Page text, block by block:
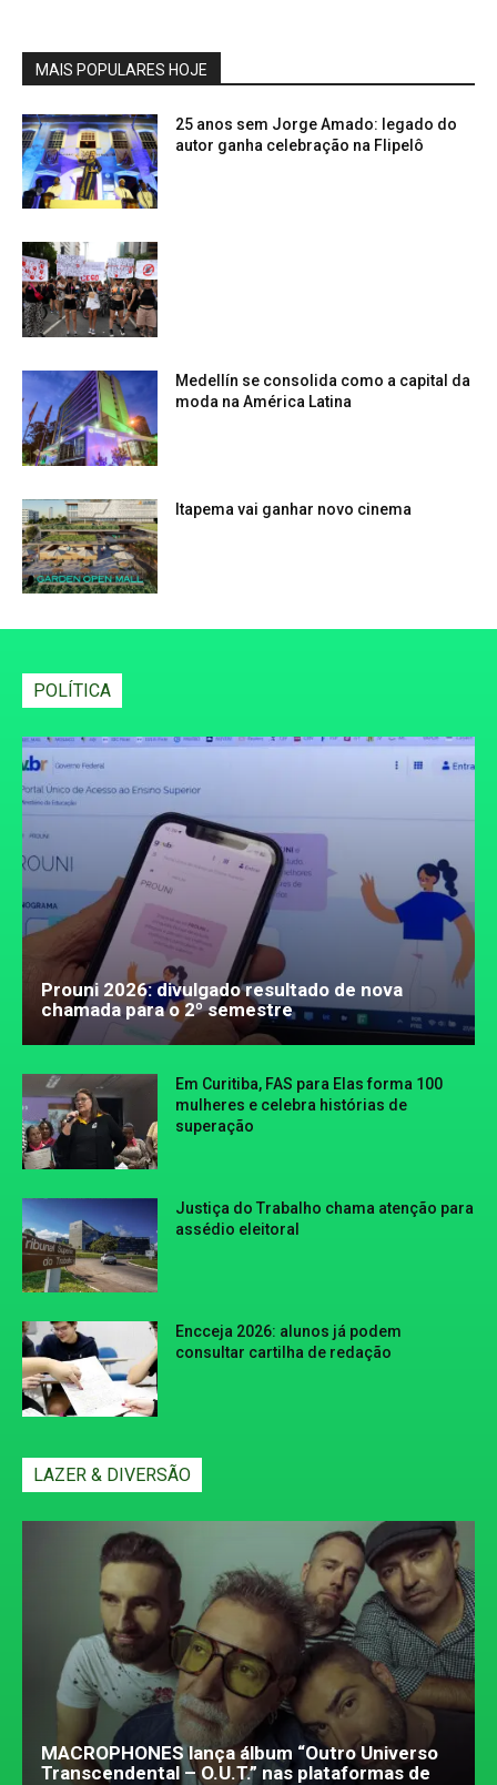
MAIS POPULARES HOJE
25 anos sem Jorge Amado: legado do
autor ganha celebração na Flipelô
Medellín se consolida como a capital da
moda na América Latina
Itapema vai ganhar novo cinema
POLÍTICA
Prouni 2026: divulgado resultado de nova
chamada para o 2º semestre
Em Curitiba, FAS para Elas forma 100
mulheres e celebra histórias de
superação
Justiça do Trabalho chama atenção para
assédio eleitoral
Encceja 2026: alunos já podem
consultar cartilha de redação
LAZER & DIVERSÃO
MACROPHONES lança álbum “Outro Universo
Transcendental – O.U.T.” nas plataformas de